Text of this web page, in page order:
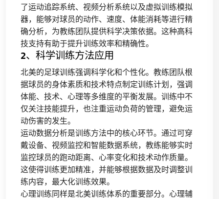
了运动追踪系统、视频分析系统以及虚拟训练模拟
器，能够对球员的动作、速度、体能消耗等进行精
确分析，为教练团队提供科学决策依据。这种高科
技支持有助于提升训练效率和精确性。
2、科学训练方法应用
北美的足球训练强调科学化和个性化。教练团队根
据球员的身体素质和技术特点制定训练计划，强调
体能、技术、心理等多维度的平衡发展。训练中不
仅关注技能提升，也注重运动负荷的管理，避免运
动伤害的发生。
运动数据分析是训练方法中的核心环节。通过可穿
戴设备、视频监控和智能数据系统，教练能够实时
监控球员的跑动距离、心率变化和技术动作质量。
这使得训练更加精准，并能够根据数据及时调整训
练内容，最大化训练效果。
心理训练同样是北美训练体系的重要部分。心理辅